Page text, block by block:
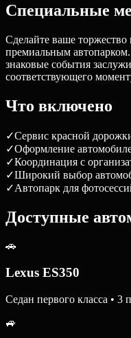
Специальные
Сделайте ваше
премиальным
знаковые события
соответствующего
Что включено
✓Сервис красной
✓Оформление
✓Координация с
✓Широкий выбор
✓Автопарк для
Доступные
🚗
Lexus ES350
Седан первого класса • 3
🚙